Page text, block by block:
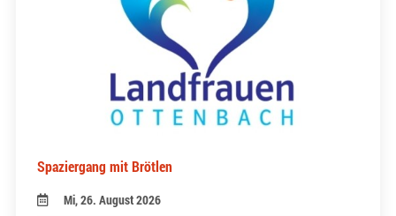
Spaziergang mit Brötlen
Mi, 26. August 2026